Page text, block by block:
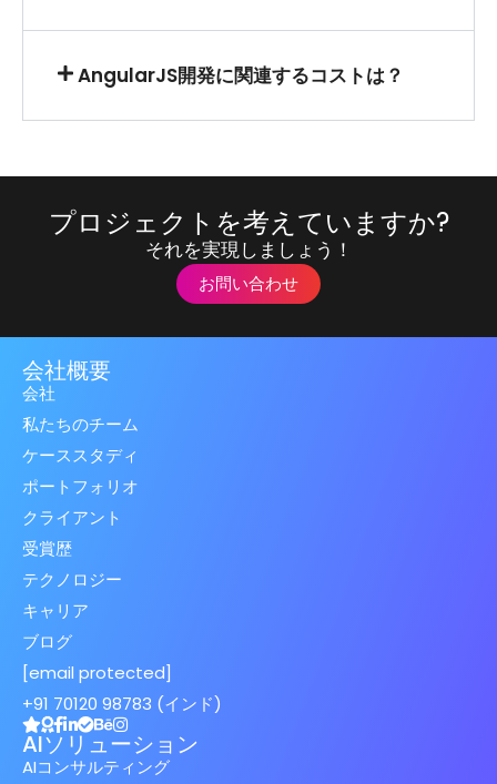
AngularJS開発に関連するコストは？
プロジェクトを考えていますか?
それを実現しましょう！
お問い合わせ
会社概要
会社
私たちのチーム
ケーススタディ
ポートフォリオ
クライアント
受賞歴
テクノロジー
キャリア
ブログ
[email protected]
+91 70120 98783 (インド)
AIソリューション
AIコンサルティング